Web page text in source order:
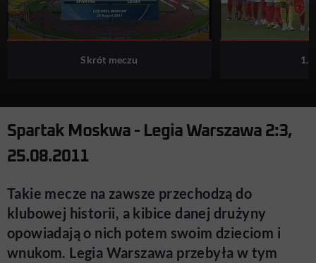
Skrót meczu 1.
Spartak Moskwa - Legia Warszawa 2:3,
25.08.2011
Takie mecze na zawsze przechodzą do
klubowej historii, a kibice danej drużyny
opowiadają o nich potem swoim dzieciom i
wnukom. Legia Warszawa przebyła w tym